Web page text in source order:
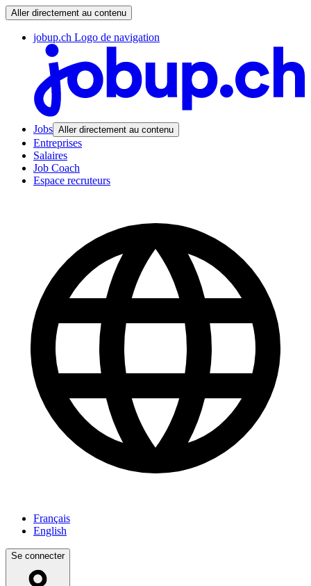
Aller directement au contenu
jobup.ch Logo de navigation
Jobs Aller directement au contenu
Entreprises
Salaires
Job Coach
Espace recruteurs
Français
English
Se connecter